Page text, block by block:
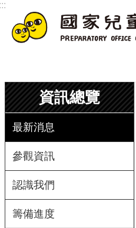
跳到主要內容區塊
資訊總覽
最新消息
參觀資訊
認識我們
籌備進度